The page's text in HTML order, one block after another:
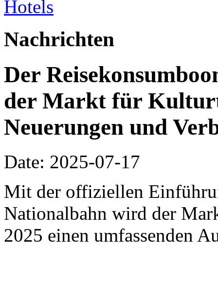
Nachrichten
Der
der Markt für
Neuerungen und
Date: 2025-07-17
Mit der offiziellen
Nationalbahn wird der
2025 einen umfassenden